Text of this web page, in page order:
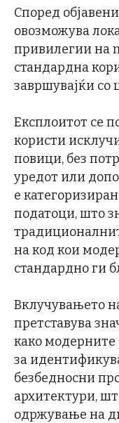
Според
овозможува
привилегии на
стандардна
завршувајќи со
Експлоитот се
користи
повици, без
уредот или
е
податоци, што
на код кои
стандардно ги
Вклучувањето
претставува
како модерните
за
безбедносни
архитектури,
одржување на